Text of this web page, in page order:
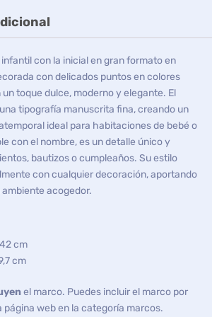
con la inicial en gran formato en
con delicados puntos en colores
toque dulce, moderno y elegante. El
tipografía manuscrita fina, creando un
ideal para habitaciones de bebé o
con el nombre, es un detalle único y
bautizos o cumpleaños. Su estilo
con cualquier decoración, aportando
acogedor.
cm
cm
el marco. Puedes incluir el marco por
página web en la categoría marcos.